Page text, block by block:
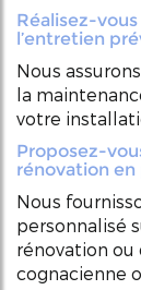
Réalisez-
l’entretien
Nous
la
votre
Proposez-
rénovation
Nous
personnalisé
rénovation ou
cognacienne